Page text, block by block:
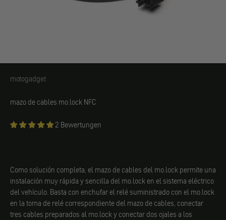
motogadget
mazo de cables motogadget
mo.lock NFC
2 Bewertungen
Como solución completa, el mazo de cables del mo.lock permite una
instalación muy rápida y sencilla del mo.lock en el sistema eléctrico
del vehículo. Basta con enchufar el relé suministrado con el mo.lock
en la toma de relé correspondiente del mazo de cables, conectar
tres cables preparados al mo.lock y conectar dos ojales a los